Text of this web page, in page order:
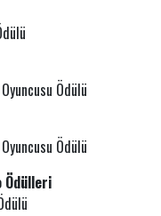
Ödülü
Ödülü